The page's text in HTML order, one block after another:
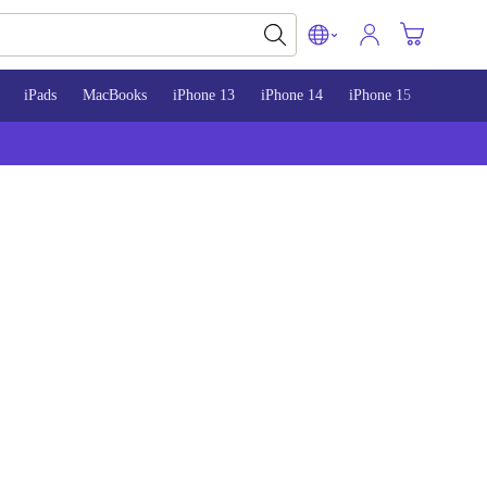
iPads MacBooks iPhone 13 iPhone 14 iPhone 15